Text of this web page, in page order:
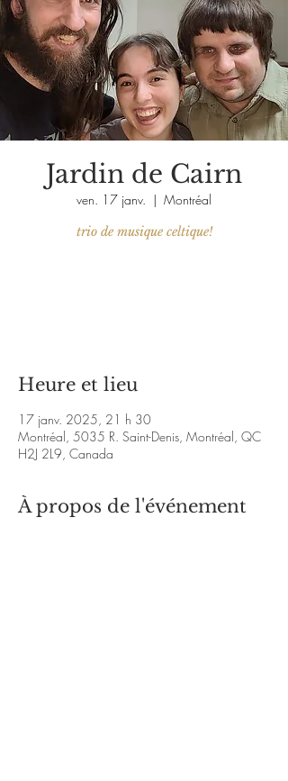
Jardin de Cairn
ven. 17 janv.
  |
Montréal
trio de musique celtique!
Heure et lieu
17 janv. 2025, 21 h 30
Montréal, 5035 R. Saint-Denis, Montréal, QC
H2J 2L9, Canada
À propos de l'événement